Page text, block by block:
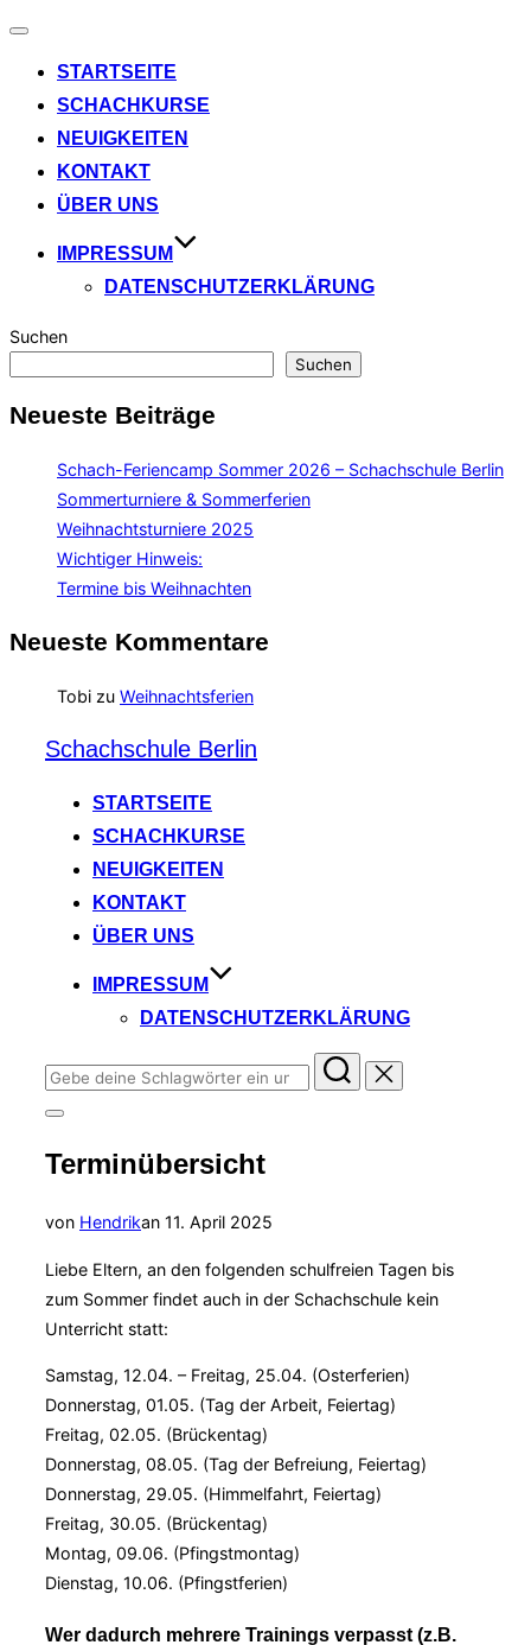
Navigation
STARTSEITE
SCHACHKURSE
NEUIGKEITEN
KONTAKT
ÜBER UNS
IMPRESSUM
DATENSCHUTZERKLÄRUNG
Suchen
Suchen
Neueste Beiträge
Schach-Feriencamp Sommer 2026 – Schachschule Berlin
Sommerturniere & Sommerferien
Weihnachtsturniere 2025
Wichtiger Hinweis:
Termine bis Weihnachten
Neueste Kommentare
Tobi zu Weihnachtsferien
springen
Schachschule Berlin
STARTSEITE
SCHACHKURSE
NEUIGKEITEN
KONTAKT
ÜBER UNS
IMPRESSUM
DATENSCHUTZERKLÄRUNG
Suchen
nach:
Seitenleiste
Navigation
umschalten
Terminübersicht
von Hendrikan Veröffentlicht
11. April 2025
Liebe Eltern, an den folgenden schulfreien Tagen bis
zum Sommer findet auch in der Schachschule kein
Unterricht statt:
Samstag, 12.04. – Freitag, 25.04. (Osterferien)
Donnerstag, 01.05. (Tag der Arbeit, Feiertag)
Freitag, 02.05. (Brückentag)
Donnerstag, 08.05. (Tag der Befreiung, Feiertag)
Donnerstag, 29.05. (Himmelfahrt, Feiertag)
Freitag, 30.05. (Brückentag)
Montag, 09.06. (Pfingstmontag)
Dienstag, 10.06. (Pfingstferien)
Wer dadurch mehrere Trainings verpasst (z.B.